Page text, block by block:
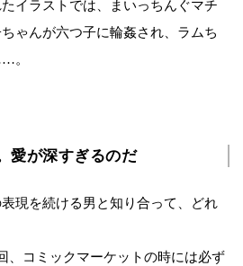
イラストでは、まいっちんぐマチ
ゃんが六つ子に輪姦され、ラムち
。
愛が深すぎるのだ
現を続ける男と知り合って、どれ
、コミックマーケットの時には必ず